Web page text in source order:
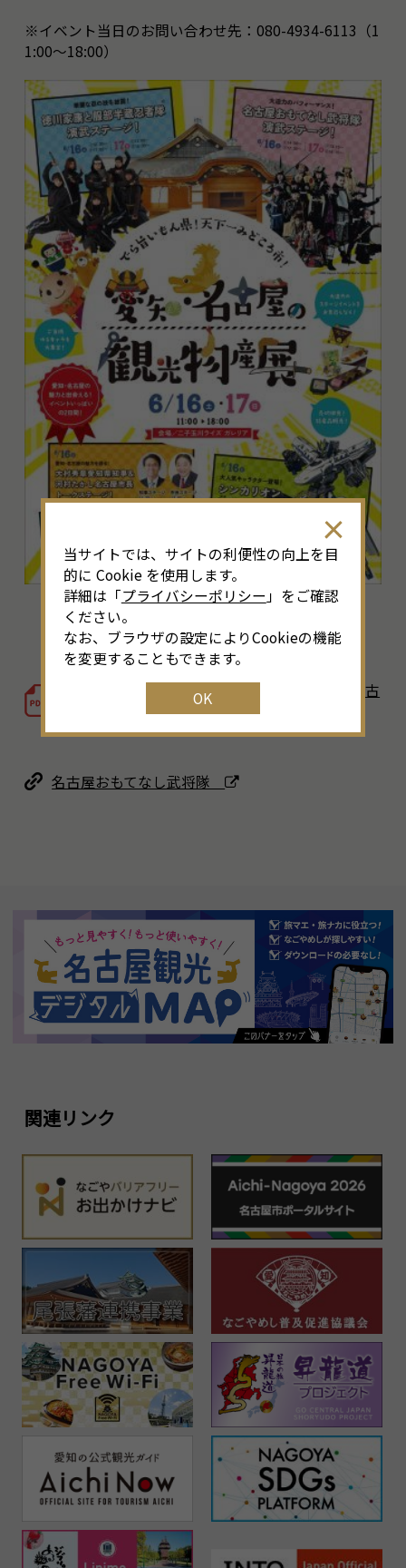
※イベント当日のお問い合わせ先：080-4934-6113（1
1:00～18:00）
でら旨いもん県！天下一みどころ市！愛知・名古
屋の観光物産展（2.56MB）
名古屋おもてなし武将隊
関連リンク
当サイトでは、サイトの利便性の向上を目
的に Cookie を使用します。
詳細は「プライバシーポリシー 」をご確認
ください。
なお、ブラウザの設定によりCookieの機能
を変更することもできます。
OK